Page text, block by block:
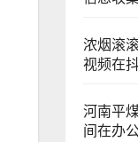
浓烟滚
视频在
河南平
间在办